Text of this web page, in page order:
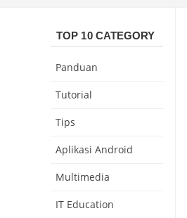
TOP 10 CATEGORY
Panduan
Tutorial
Tips
Aplikasi Android
Multimedia
IT Education